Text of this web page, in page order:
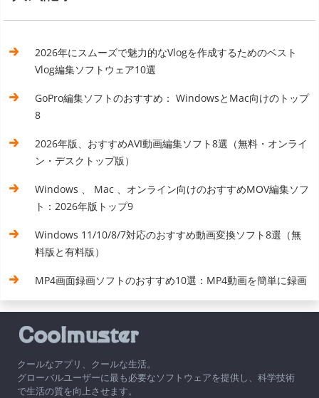
2026年にスムーズで魅力的なVlogを作成するためのベスト
Vlog編集ソフトウェア10選
GoPro編集ソフトのおすすめ： WindowsとMac向けのトップ
8
2026年版、おすすめAVI動画編集ソフト8選（無料・オンライ
ン・デスクトップ版）
Windows 、 Mac 、オンライン向けのおすすめMOV編集ソフ
ト：2026年版トップ9
Windows 11/10/8/7対応のおすすめ動画変換ソフト8選（無
料版と有料版）
MP4画面録画ソフトのおすすめ10選：MP4動画を簡単に録画
クールなアプリ、クールな生活。
グローバルユーザーに最も必要なソフトウェアを提供し、科学技術
で生活の質を向上させます。